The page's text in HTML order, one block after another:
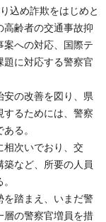
込め詐欺をはじめと
齢者の交通事故抑
案への対応、国際テ
題に対応する警察官
の改善を図り、県
するためには、警察
る。
相次いでおり、交
など、所要の人員
を踏まえ、いまだ警
層の警察官増員を措